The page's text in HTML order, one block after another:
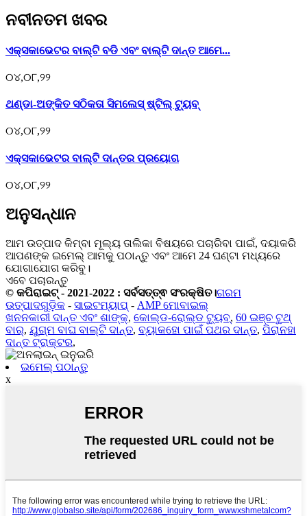
ନବୀନତମ ଖବର
ଏକ୍ସକାଭେଟର ବାଲ୍ଟି ବଡି ଏବଂ ବାଲ୍ଟି ଦାନ୍ତ ଆମେ...
୦୪,୦୮,୨୨
ଥଣ୍ଡା-ଅଙ୍କିତ ସଠିକତା ସିମଲେସ୍ ଷ୍ଟିଲ୍ ଟ୍ୟୁବ୍
୦୪,୦୮,୨୨
ଏକ୍ସକାଭେଟର ବାଲ୍ଟି ଦାନ୍ତର ପ୍ରୟୋଗ
୦୪,୦୮,୨୨
ଅନୁସନ୍ଧାନ
ଆମ ଉତ୍ପାଦ କିମ୍ବା ମୂଲ୍ୟ ତାଲିକା ବିଷୟରେ ପଚାରିବା ପାଇଁ, ଦୟାକରି
ଆପଣଙ୍କ ଇମେଲ୍ ଆମକୁ ପଠାନ୍ତୁ ଏବଂ ଆମେ 24 ଘଣ୍ଟା ମଧ୍ୟରେ
ଯୋଗାଯୋଗ କରିବୁ।
ଏବେ ପଚାରନ୍ତୁ
© କପିରାଇଟ୍ - 2021-2022 : ସର୍ବସତ୍ତ୍ଵ ସଂରକ୍ଷିତ।ଗରମ
ଉତ୍ପାଦଗୁଡ଼ିକ - ସାଇଟମ୍ୟାପ୍ - AMP ମୋବାଇଲ୍
ଖନନକାରୀ ଦାନ୍ତ ଏବଂ ଶାଙ୍କ୍, କୋଲ୍ଡ-ରୋଲ୍ଡ ଟ୍ୟୁବ୍, 60 ଇଞ୍ଚ ଟୁଥ୍
ବାର୍, ଯୁଗ୍ମ ବାଘ ବାଲ୍ଟି ଦାନ୍ତ, ବ୍ୟାକହୋ ପାଇଁ ପଥର ଦାନ୍ତ, ପିରାନହା
ଦାନ୍ତ ଟ୍ରାକ୍ଟର,
ଇମେଲ୍ ପଠାନ୍ତୁ
x